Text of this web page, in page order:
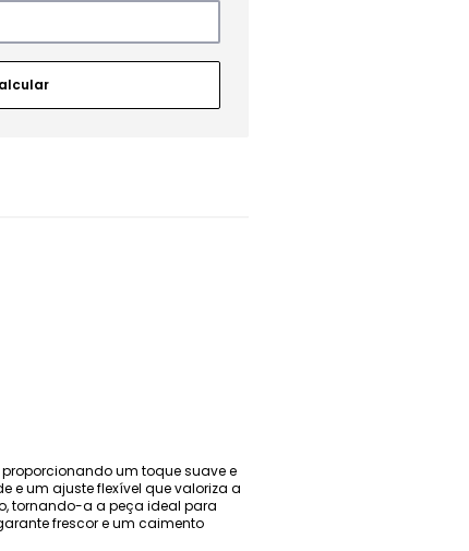
um toque suave e
um ajuste flexível que valoriza a
tornando-a a peça ideal para
frescor e um caimento